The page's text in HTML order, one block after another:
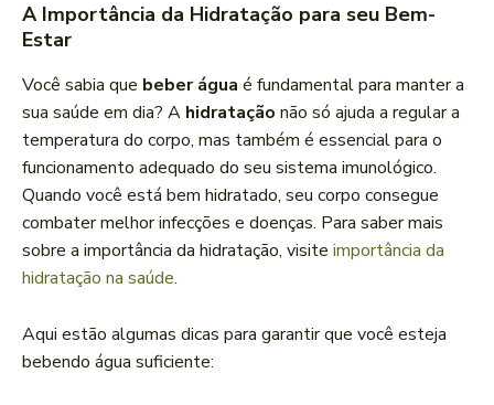
A Importância da Hidratação para seu Bem-
Estar
Você sabia que beber água é fundamental para manter a
sua saúde em dia? A hidratação não só ajuda a regular a
temperatura do corpo, mas também é essencial para o
funcionamento adequado do seu sistema imunológico.
Quando você está bem hidratado, seu corpo consegue
combater melhor infecções e doenças. Para saber mais
sobre a importância da hidratação, visite importância da
hidratação na saúde.
Aqui estão algumas dicas para garantir que você esteja
bebendo água suficiente: